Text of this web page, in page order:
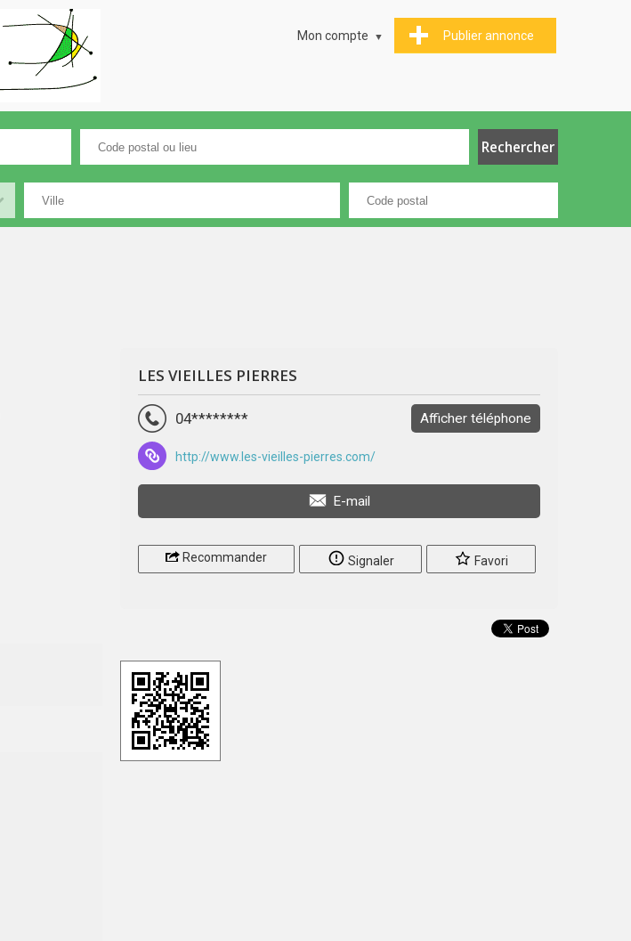
Publier annonce
Mon compte
LES VIEILLES PIERRES
04******** Afficher téléphone
http://www.les-vieilles-pierres.com/
E-mail
Recommander Signaler Favori